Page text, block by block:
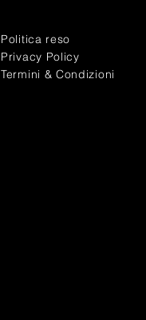
Politica reso
Privacy Policy
Termini & Condizioni